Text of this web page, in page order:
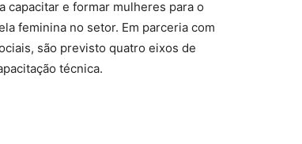
capacitar e formar mulheres para o
feminina no setor. Em parceria com
são previsto quatro eixos de
técnica.